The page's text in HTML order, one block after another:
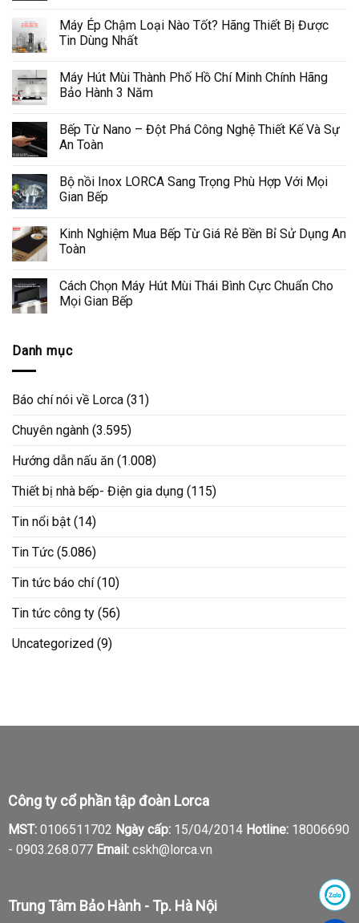
Máy Ép Chậm Loại Nào Tốt? Hãng Thiết Bị Được
Tin Dùng Nhất
Máy Hút Mùi Thành Phố Hồ Chí Minh Chính Hãng
Bảo Hành 3 Năm
Bếp Từ Nano – Đột Phá Công Nghệ Thiết Kế Và Sự
An Toàn
Bộ nồi Inox LORCA Sang Trọng Phù Hợp Với Mọi
Gian Bếp
Kinh Nghiệm Mua Bếp Từ Giá Rẻ Bền Bỉ Sử Dụng An
Toàn
Cách Chọn Máy Hút Mùi Thái Bình Cực Chuẩn Cho
Mọi Gian Bếp
Danh mục
Báo chí nói về Lorca (31)
Chuyên ngành (3.595)
Hướng dẫn nấu ăn (1.008)
Thiết bị nhà bếp- Điện gia dụng (115)
Tin nổi bật (14)
Tin Tức (5.086)
Tin tức báo chí(10)
Tin tức công ty (56)
Uncategorized (9)
Công ty cổ phần tập đoàn Lorca
MST:0106511702 Ngày cấp:15/04/2014 Hotline:18006690
- 0903.268.077 Email:cskh@lorca.vn
Trung Tâm Bảo Hành - Tp. Hà Nội